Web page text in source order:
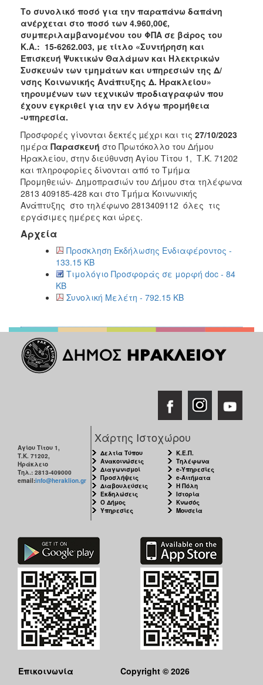
ΔΗΜΟΤΗΣ
ΕΠΙΣΚΕΠΤΗΣ
ΗΡΑΚΛΕΙΟ
Το συνολικό ποσό για την παραπάνω δαπάνη
ανέρχεται στο ποσό των 4.960,00€,
συμπεριλαμβανομένου του ΦΠΑ σε βάρος του
Κ.Α.: 15-6262.003, με τίτλο «Συντήρηση και
Επισκευή Ψυκτικών Θαλάμων και Ηλεκτρικών
Συσκευών των τμημάτων και υπηρεσιών της Δ/
νσης Κοινωνικής Ανάπτυξης Δ. Ηρακλείου»
τηρουμένων των τεχνικών προδιαγραφών που
έχουν εγκριθεί για την εν λόγω προμήθεια
-υπηρεσία.
Προσφορές γίνονται δεκτές µέχρι και τις 27/10/2023
ημέρα Παρασκευή στο Πρωτόκολλο του Δήμου
Ηρακλείου, στην διεύθυνση Αγίου Τίτου 1, Τ.Κ. 71202
και πληροφορίες δίνονται από το Τμήμα
Προμηθειών- Δημοπρασιών του Δήμου στα τηλέφωνα
2813 409185-428 και στο Τμήμα Κοινωνικής
Ανάπτυξης στο τηλέφωνο 2813409112 όλες τις
εργάσιμες ημέρες και ώρες.
Αρχεία
Προσκληση Εκδήλωσης Ενδιαφέροντος -
133.15 KB
Τιμολόγιο Προσφοράς σε μορφή doc - 84
KB
Συνολική Μελέτη - 792.15 KB
Αγίου Τίτου 1,
Τ.Κ. 71202,
Ηράκλειο
Τηλ.: 2813-409000
email:info@heraklion.gr
Χάρτης Ιστοχώρου
Δελτία Τύπου
Ανακοινώσεις
Διαγωνισμοί
Προσλήψεις
Διαβουλεύσεις
Εκδηλώσεις
Ο Δήμος
Υπηρεσίες
Κ.Ε.Π.
Τηλέφωνα
e-Υπηρεσίες
e-Αιτήματα
Η Πόλη
Ιστορία
Κνωσός
Μουσεία
Επικοινωνία Copyright © 2026